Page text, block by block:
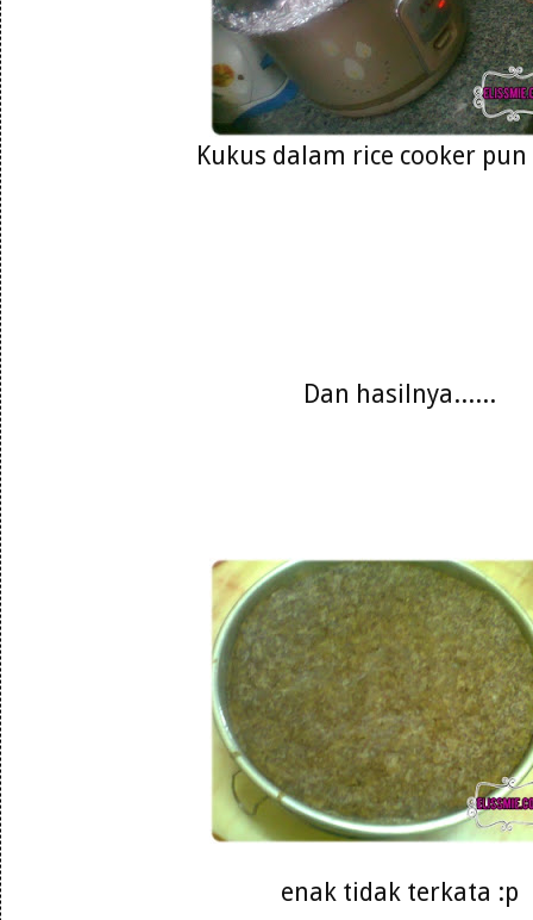
Kukus dalam rice cooker
Dan hasilnya......
enak tidak terkata :p